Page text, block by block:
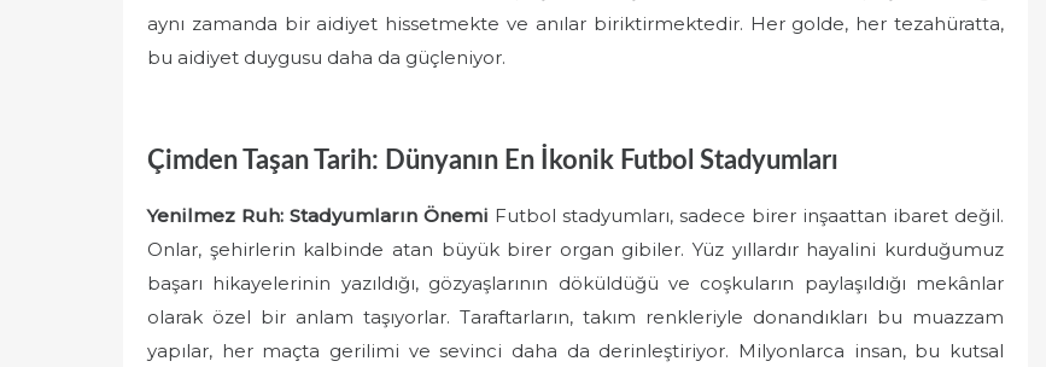
aynı zamanda bir aidiyet hissetmekte ve anılar biriktirmektedir. Her golde, her tezahüratta,
bu aidiyet duygusu daha da güçleniyor.
Çimden Taşan Tarih: Dünyanın En İkonik Futbol Stadyumları
Yenilmez Ruh: Stadyumların Önemi Futbol stadyumları, sadece birer inşaattan ibaret değil.
Onlar, şehirlerin kalbinde atan büyük birer organ gibiler. Yüz yıllardır hayalini kurduğumuz
başarı hikayelerinin yazıldığı, gözyaşlarının döküldüğü ve coşkuların paylaşıldığı mekânlar
olarak özel bir anlam taşıyorlar. Taraftarların, takım renkleriyle donandıkları bu muazzam
yapılar, her maçta gerilimi ve sevinci daha da derinleştiriyor. Milyonlarca insan, bu kutsal